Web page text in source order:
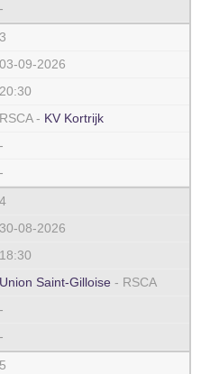
-
3
03-09-2026
20:30
RSCA - KV Kortrijk
-
-
4
30-08-2026
18:30
Union Saint-Gilloise - RSCA
-
-
5